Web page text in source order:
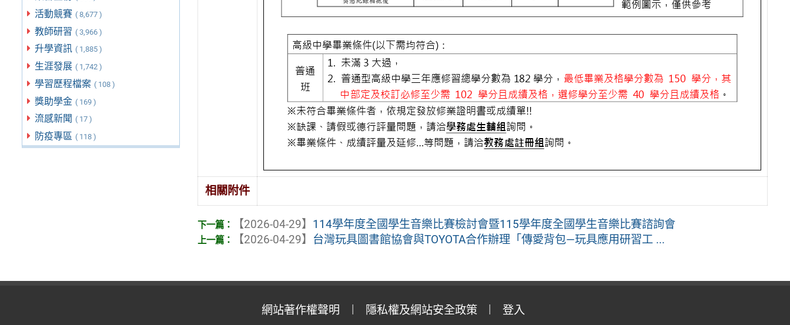
活動競賽 ( 8,677 )
教師研習 ( 3,966 )
升學資訊 ( 1,885 )
生涯發展 ( 1,742 )
學習歷程檔案 ( 108 )
獎助學金 ( 169 )
流感新聞 ( 17 )
防疫專區 ( 118 )
相關附件
【2026-04-29】 114學年度全國學生音樂比賽檢討會暨115學年度全國學生音樂比賽諮詢會
【2026-04-29】 台灣玩具圖書館協會與TOYOTA合作辦理「傳愛背包—玩具應用研習工 ...
網站著作權聲明 隱私權及網站安全政策 登入